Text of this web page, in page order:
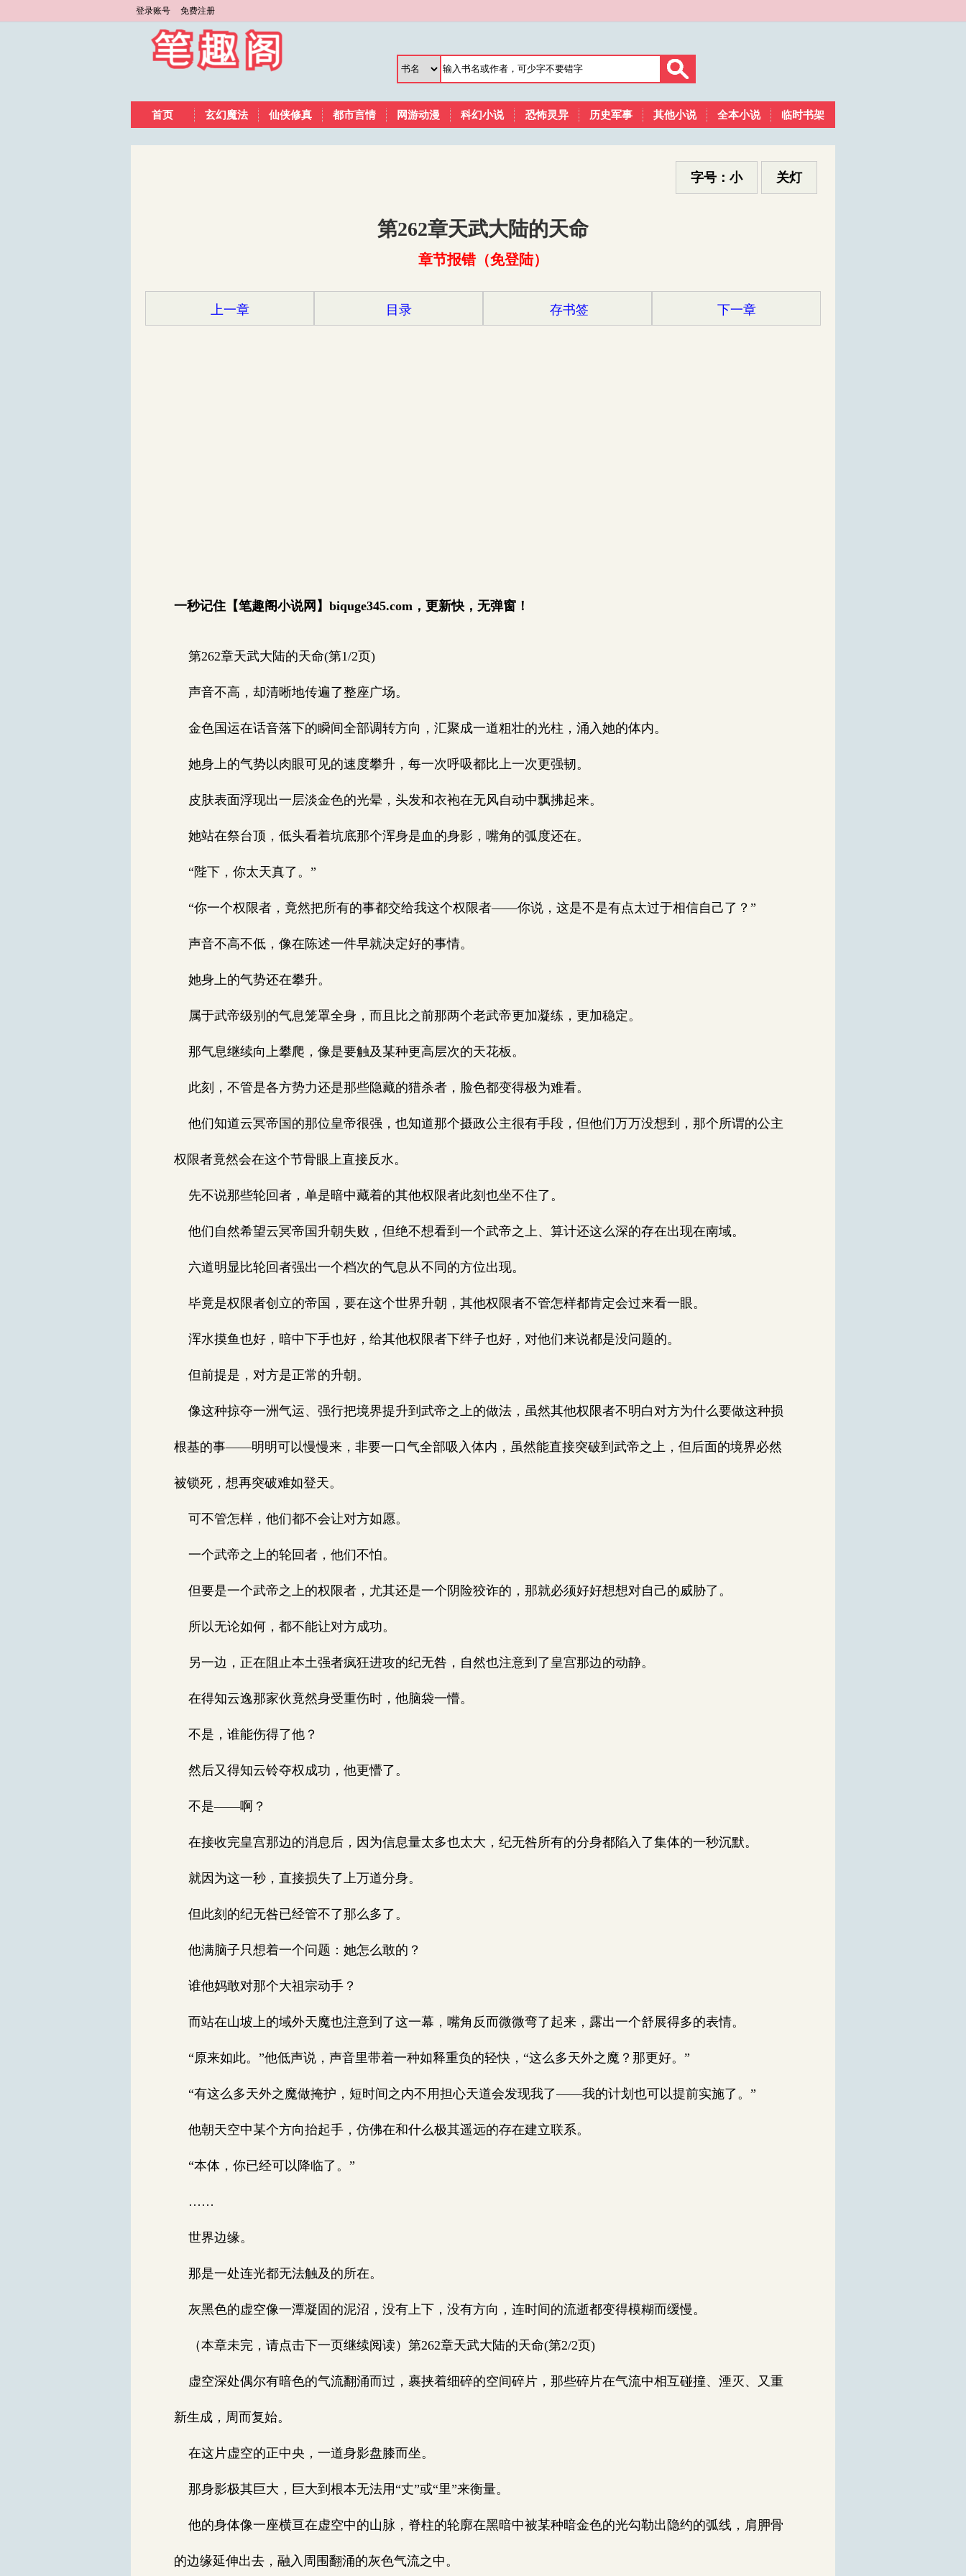
登录账号 免费注册
首页 玄幻魔法 仙侠修真 都市言情 网游动漫 科幻小说 恐怖灵异 历史军事 其他小说 全本小说 临时书架
关灯
字号：小
第262章天武大陆的天命
章节报错（免登陆）
上一章 目录 存书签 下一章
一秒记住【笔趣阁小说网】biquge345.com，更新快，无弹窗！
第262章天武大陆的天命(第1/2页)
声音不高，却清晰地传遍了整座广场。
金色国运在话音落下的瞬间全部调转方向，汇聚成一道粗壮的光柱，涌入她的体内。
她身上的气势以肉眼可见的速度攀升，每一次呼吸都比上一次更强韧。
皮肤表面浮现出一层淡金色的光晕，头发和衣袍在无风自动中飘拂起来。
她站在祭台顶，低头看着坑底那个浑身是血的身影，嘴角的弧度还在。
“陛下，你太天真了。”
“你一个权限者，竟然把所有的事都交给我这个权限者——你说，这是不是有点太过于相信自己了？”
声音不高不低，像在陈述一件早就决定好的事情。
她身上的气势还在攀升。
属于武帝级别的气息笼罩全身，而且比之前那两个老武帝更加凝练，更加稳定。
那气息继续向上攀爬，像是要触及某种更高层次的天花板。
此刻，不管是各方势力还是那些隐藏的猎杀者，脸色都变得极为难看。
他们知道云冥帝国的那位皇帝很强，也知道那个摄政公主很有手段，但他们万万没想到，那个所谓的公主
权限者竟然会在这个节骨眼上直接反水。
先不说那些轮回者，单是暗中藏着的其他权限者此刻也坐不住了。
他们自然希望云冥帝国升朝失败，但绝不想看到一个武帝之上、算计还这么深的存在出现在南域。
六道明显比轮回者强出一个档次的气息从不同的方位出现。
毕竟是权限者创立的帝国，要在这个世界升朝，其他权限者不管怎样都肯定会过来看一眼。
浑水摸鱼也好，暗中下手也好，给其他权限者下绊子也好，对他们来说都是没问题的。
但前提是，对方是正常的升朝。
像这种掠夺一洲气运、强行把境界提升到武帝之上的做法，虽然其他权限者不明白对方为什么要做这种损
根基的事——明明可以慢慢来，非要一口气全部吸入体内，虽然能直接突破到武帝之上，但后面的境界必然
被锁死，想再突破难如登天。
可不管怎样，他们都不会让对方如愿。
一个武帝之上的轮回者，他们不怕。
但要是一个武帝之上的权限者，尤其还是一个阴险狡诈的，那就必须好好想想对自己的威胁了。
所以无论如何，都不能让对方成功。
另一边，正在阻止本土强者疯狂进攻的纪无咎，自然也注意到了皇宫那边的动静。
在得知云逸那家伙竟然身受重伤时，他脑袋一懵。
不是，谁能伤得了他？
然后又得知云铃夺权成功，他更懵了。
不是——啊？
在接收完皇宫那边的消息后，因为信息量太多也太大，纪无咎所有的分身都陷入了集体的一秒沉默。
就因为这一秒，直接损失了上万道分身。
但此刻的纪无咎已经管不了那么多了。
他满脑子只想着一个问题：她怎么敢的？
谁他妈敢对那个大祖宗动手？
而站在山坡上的域外天魔也注意到了这一幕，嘴角反而微微弯了起来，露出一个舒展得多的表情。
“原来如此。”他低声说，声音里带着一种如释重负的轻快，“这么多天外之魔？那更好。”
“有这么多天外之魔做掩护，短时间之内不用担心天道会发现我了——我的计划也可以提前实施了。”
他朝天空中某个方向抬起手，仿佛在和什么极其遥远的存在建立联系。
“本体，你已经可以降临了。”
……
世界边缘。
那是一处连光都无法触及的所在。
灰黑色的虚空像一潭凝固的泥沼，没有上下，没有方向，连时间的流逝都变得模糊而缓慢。
（本章未完，请点击下一页继续阅读）第262章天武大陆的天命(第2/2页)
虚空深处偶尔有暗色的气流翻涌而过，裹挟着细碎的空间碎片，那些碎片在气流中相互碰撞、湮灭、又重
新生成，周而复始。
在这片虚空的正中央，一道身影盘膝而坐。
那身影极其巨大，巨大到根本无法用“丈”或“里”来衡量。
他的身体像一座横亘在虚空中的山脉，脊柱的轮廓在黑暗中被某种暗金色的光勾勒出隐约的弧线，肩胛骨
的边缘延伸出去，融入周围翻涌的灰色气流之中。